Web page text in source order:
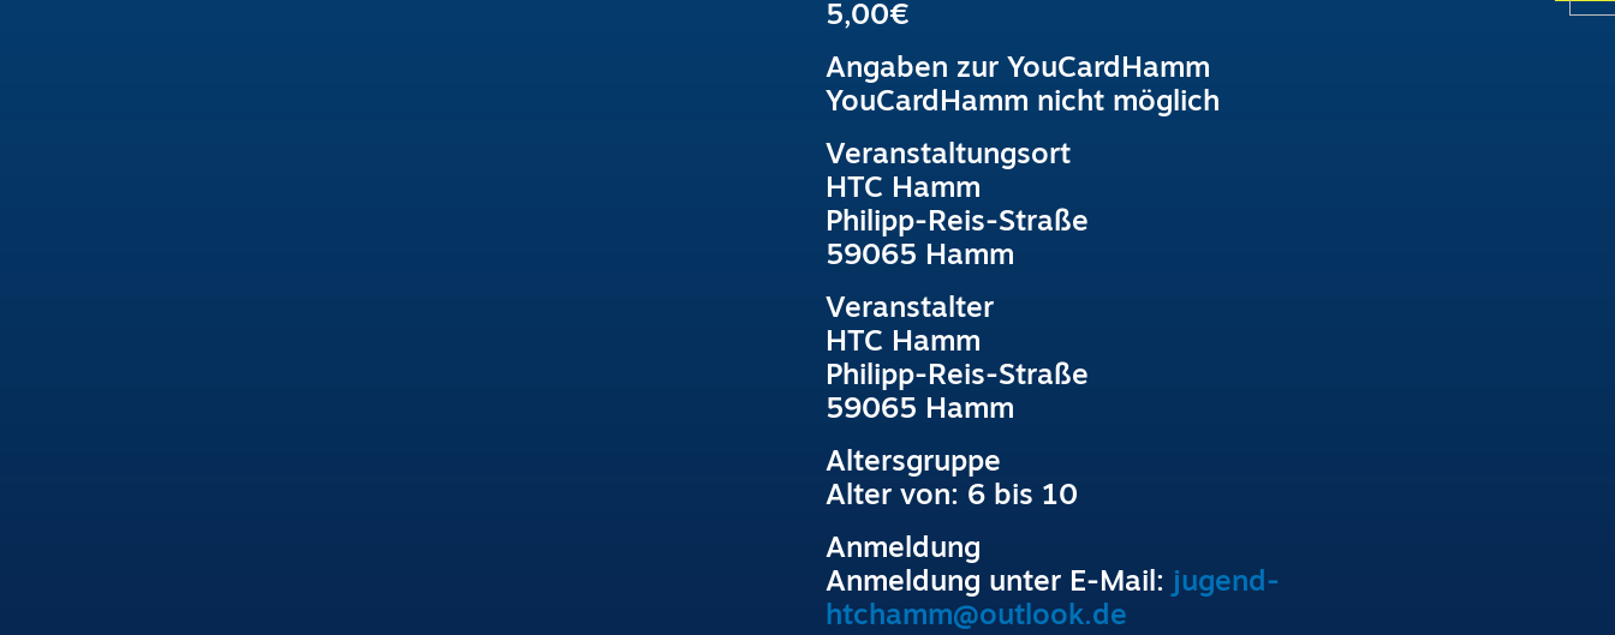
5,00€
Angaben zur YouCardHamm
YouCardHamm nicht möglich
Veranstaltungsort
HTC Hamm
Philipp-Reis-Straße
59065 Hamm
Veranstalter
HTC Hamm
Philipp-Reis-Straße
59065 Hamm
Altersgruppe
Alter von: 6 bis 10
Anmeldung
Anmeldung unter E-Mail: jugend-
htchamm@outlook.de